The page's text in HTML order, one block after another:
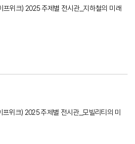
프위크) 2025 주제별 전시관_지하철의 미래
프위크) 2025 주제별 전시관_모빌리티의 미